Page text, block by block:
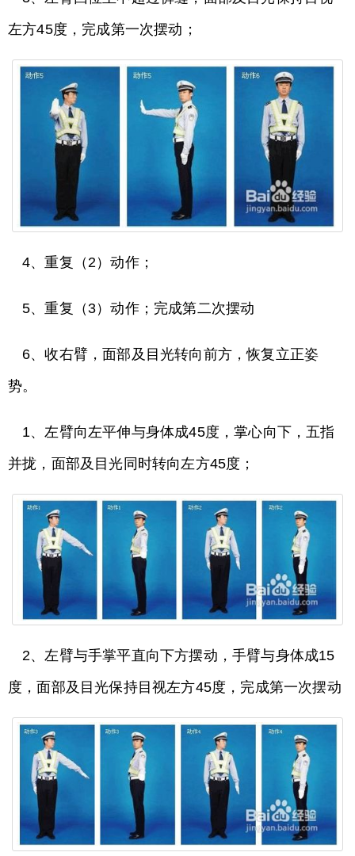
左方45度，完成第一次摆动；
4、重复（2）动作；
5、重复（3）动作；完成第二次摆动
6、收右臂，面部及目光转向前方，恢复立正姿
势。
1、左臂向左平伸与身体成45度，掌心向下，五指
并拢，面部及目光同时转向左方45度；
2、左臂与手掌平直向下方摆动，手臂与身体成15
度，面部及目光保持目视左方45度，完成第一次摆动